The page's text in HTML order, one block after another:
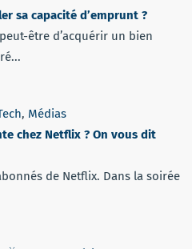
sa capacité d’emprunt ?
être d’acquérir un bien
, Médias
chez Netflix ? On vous dit
de Netflix. Dans la soirée